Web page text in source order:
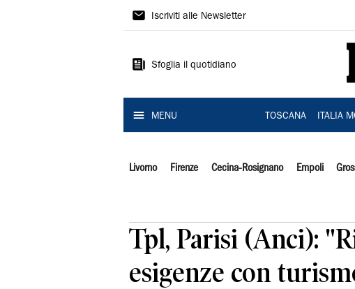
Il
Iscriviti alle Newsletter
Sfoglia il quotidiano
MENU TOSCANA ITALIA
Livorno Firenze Cecina-Rosignano Empoli
Tpl, Parisi (Anci):
esigenze con